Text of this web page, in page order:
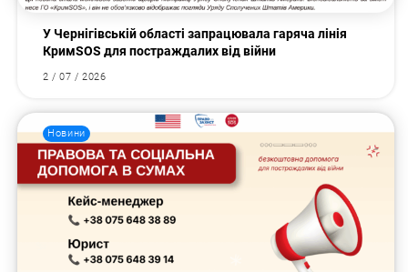
У Чернігівській області запрацювала гаряча лінія
КримSOS для постраждалих від війни
2 / 07 / 2026
Новини